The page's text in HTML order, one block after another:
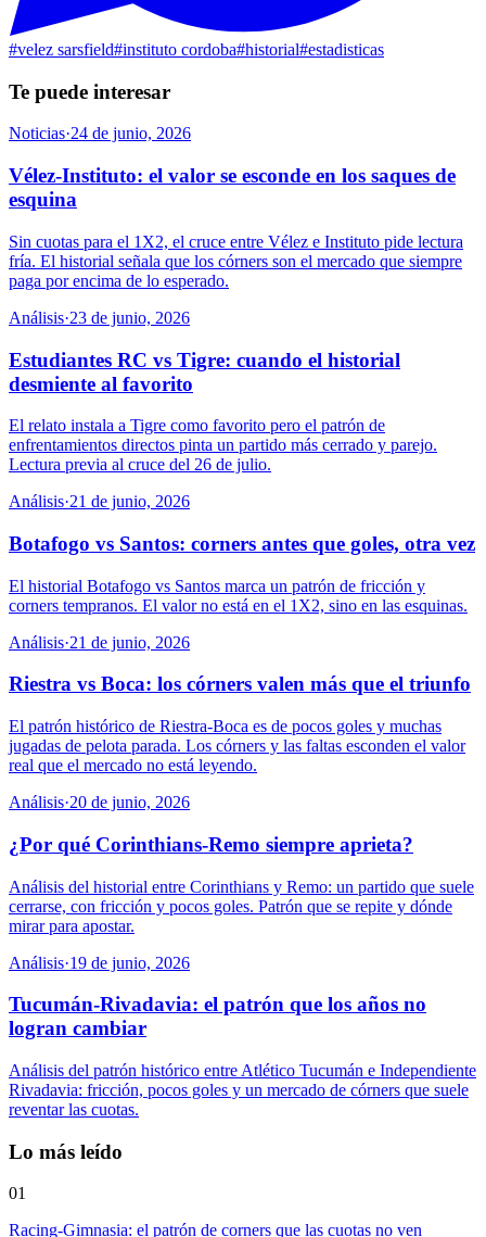
#velez sarsfield#instituto cordoba#historial#estadisticas
Te puede interesar
Noticias·24 de junio, 2026
Vélez-Instituto: el valor se esconde en los saques de
esquina
Sin cuotas para el 1X2, el cruce entre Vélez e Instituto pide lectura
fría. El historial señala que los córners son el mercado que siempre
paga por encima de lo esperado.
Análisis·23 de junio, 2026
Estudiantes RC vs Tigre: cuando el historial
desmiente al favorito
El relato instala a Tigre como favorito pero el patrón de
enfrentamientos directos pinta un partido más cerrado y parejo.
Lectura previa al cruce del 26 de julio.
Análisis·21 de junio, 2026
Botafogo vs Santos: corners antes que goles, otra vez
El historial Botafogo vs Santos marca un patrón de fricción y
corners tempranos. El valor no está en el 1X2, sino en las esquinas.
Análisis·21 de junio, 2026
Riestra vs Boca: los córners valen más que el triunfo
El patrón histórico de Riestra-Boca es de pocos goles y muchas
jugadas de pelota parada. Los córners y las faltas esconden el valor
real que el mercado no está leyendo.
Análisis·20 de junio, 2026
¿Por qué Corinthians-Remo siempre aprieta?
Análisis del historial entre Corinthians y Remo: un partido que suele
cerrarse, con fricción y pocos goles. Patrón que se repite y dónde
mirar para apostar.
Análisis·19 de junio, 2026
Tucumán-Rivadavia: el patrón que los años no
logran cambiar
Análisis del patrón histórico entre Atlético Tucumán e Independiente
Rivadavia: fricción, pocos goles y un mercado de córners que suele
reventar las cuotas.
Lo más leído
01
Racing-Gimnasia: el patrón de corners que las cuotas no ven